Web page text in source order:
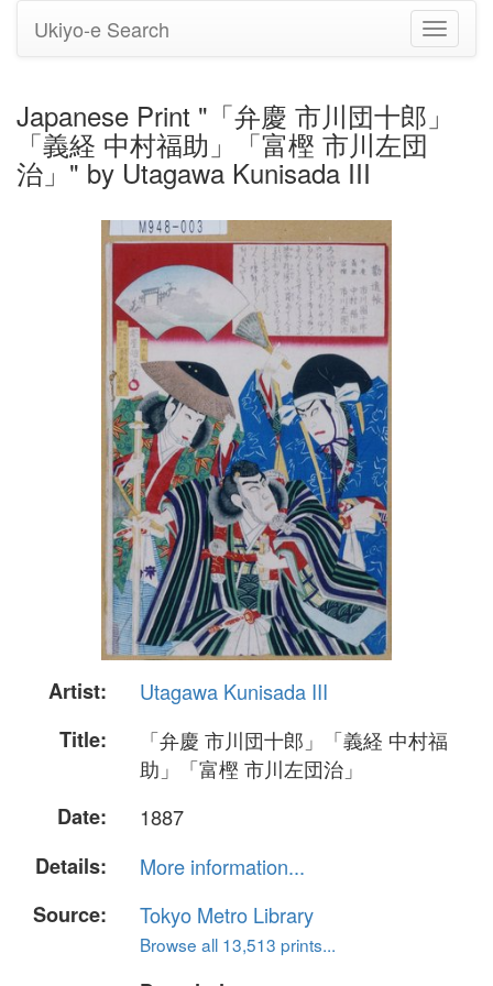
Toggle
Ukiyo-e Search
Japanese Print "「弁慶 市川団十郎」
「義経 中村福助」「富樫 市川左団
治」" by Utagawa Kunisada III
Artist:
Utagawa Kunisada III
Title:
「弁慶 市川団十郎」「義経 中村福
助」「富樫 市川左団治」
Date:
1887
Details:
More information...
Source:
Tokyo Metro Library
Browse all 13,513 prints...